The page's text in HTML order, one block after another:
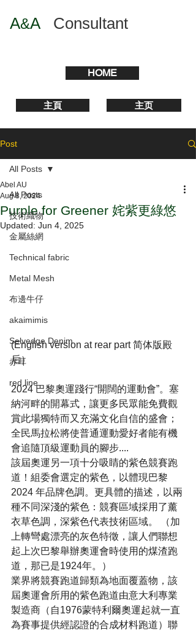
A&A Consultant
HOME
主頁 主页
Post
All Posts
技術織物
金屬絲網
Technical fabric
Metal Mesh
布邊牛仔
akaimimis
Selvedge Denim
赤耳
red line
All Posts
Purple for Greener 姹紫更綠悠
Abel AU
Aug 8, 2024
Updated: Jun 4, 2025
(English version at rear part 简体版殿
后）
2024 巴黎奧運踐行“開闊的運動會”。塞
納河畔的開幕式，讓更多民眾能免費觀
賞此場獨特而又充滿文化自信的盛會；
全民馬拉松將使普通運動愛好者能有機
會追隨頂級運動員的腳步....
該屆奧運另一項十分吸睛的紫色競賽跑
道！組委會選定的紫色，以體現巴黎
2024 年品牌色調。更具體的描述，以兩
種不同深淺的紫色：競賽區域採用了薰
衣草色調，深紫色代表技術區域。 （加
上轉彎處漂亮的灰色特徵，讓人們聯想
起上次巴黎舉辦奧運會時使用的煤渣跑
道，那已是1924年。）
業界將競賽跑道歸類為地面覆蓋物，該
屆奧運會所用的紫色跑道由意大利專業
製造商（自1976蒙特利爾奧運起就一直
為賽事提供經認證的合成材料跑道）聯